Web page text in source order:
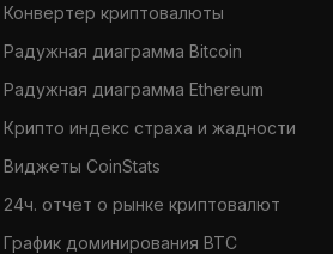
Конвертер криптовалюты
Радужная диаграмма Bitcoin
Радужная диаграмма Ethereum
Крипто индекс страха и жадности
Виджеты CoinStats
24ч. отчет о рынке криптовалют
График доминирования BTC